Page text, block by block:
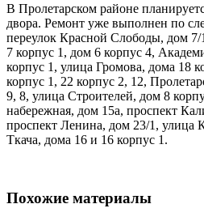
В Пролетарском районе
двора. Ремонт уже выполнен по
переулок Красной Слободы, дом 7/
7 корпус 1, дом 6 корпус 4,
корпус 1, улица Громова, дома 18
корпус 1, 22 корпус 2, 12,
9, 8, улица Строителей, дом 8
набережная, дом 15а, проспект
проспект Ленина, дом 23/1, улица
Ткача, дома 16 и 16 корпус 1.
Похожие материалы